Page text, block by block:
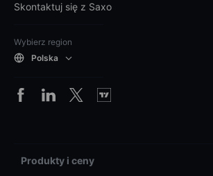
Skontaktuj się z Saxo
Wybierz region
Polska
Produkty i ceny